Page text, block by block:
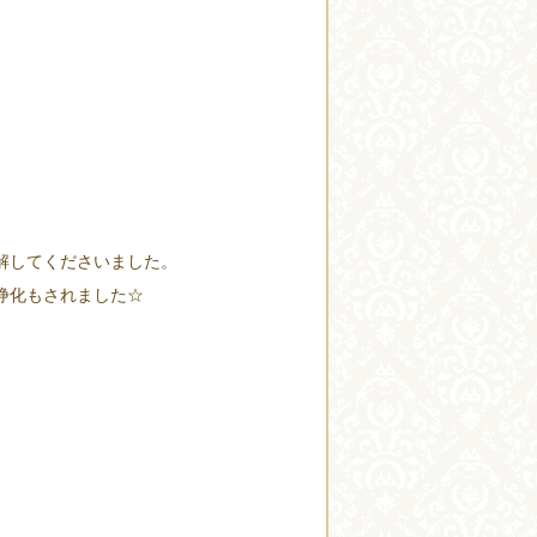
てくださいました。
化もされました☆